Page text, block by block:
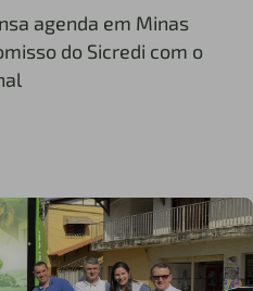
agenda em Minas
do Sicredi com o